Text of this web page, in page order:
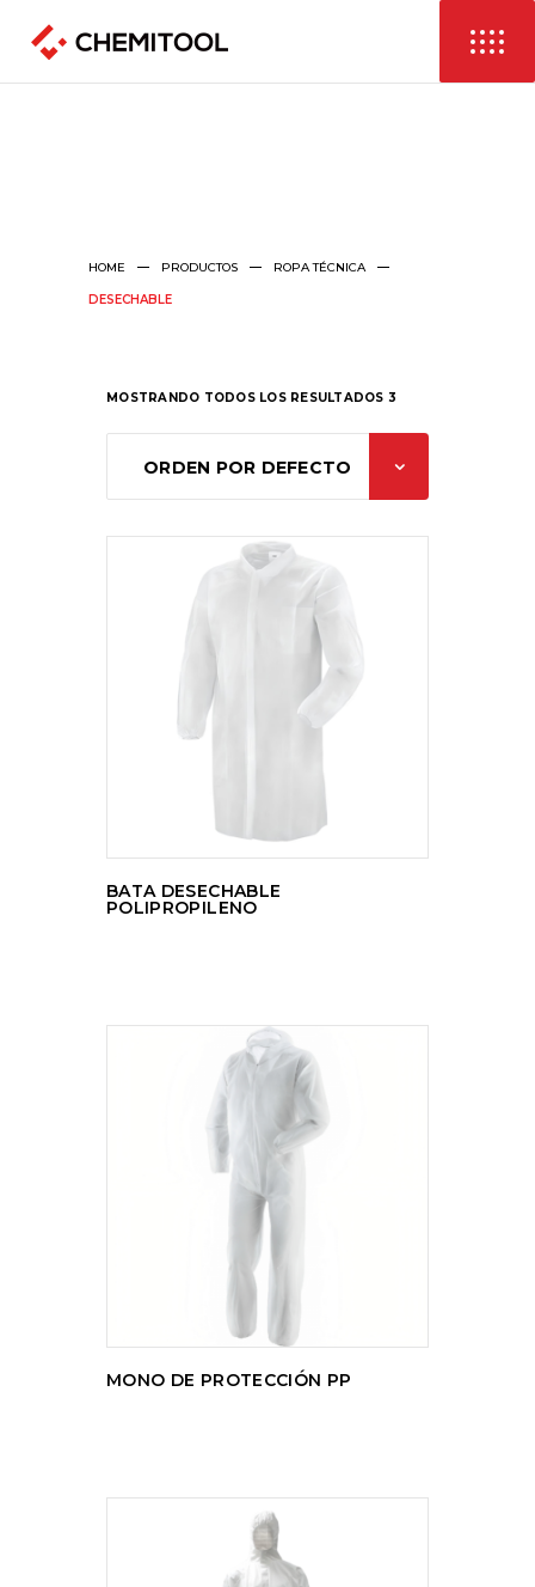
HOME PRODUCTOS ROPA TÉCNICA
DESECHABLE
MOSTRANDO TODOS LOS RESULTADOS 3
ORDEN POR DEFECTO
LEER MÁS
BATA DESECHABLE
POLIPROPILENO
LEER MÁS
MONO DE PROTECCIÓN PP